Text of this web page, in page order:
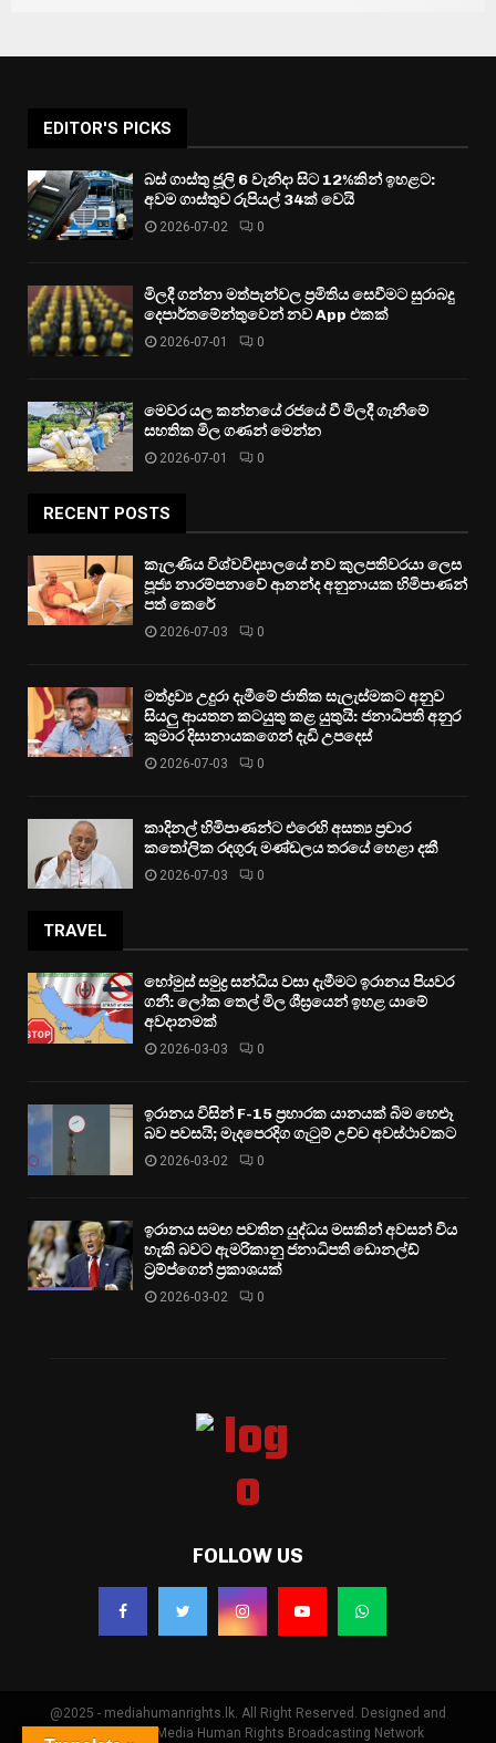
EDITOR'S PICKS
බස් ගාස්තු ජූලි 6 වැනිදා සිට 12%කින් ඉහළට:
අවම ගාස්තුව රුපියල් 34ක් වෙයි
2026-07-02 0
මිලදී ගන්නා මත්පැන්වල ප්‍රමිතිය සෙවීමට සුරාබදු
දෙපාර්තමේන්තුවෙන් නව App එකක්
2026-07-01 0
මෙවර යල කන්නයේ රජයේ වී මිලදී ගැනීමේ
සහතික මිල ගණන් මෙන්න
2026-07-01 0
RECENT POSTS
කැලණිය විශ්වවිද්‍යාලයේ නව කුලපතිවරයා ලෙස
පූජ්‍ය නාරම්පනාවේ ආනන්ද අනුනායක හිමිපාණන්
පත් කෙරේ
2026-07-03 0
මත්ද්‍රව්‍ය උදුරා දැමීමේ ජාතික සැලැස්මකට අනුව
සියලු ආයතන කටයුතු කළ යුතුයි: ජනාධිපති අනුර
කුමාර දිසානායකගෙන් දැඩි උපදෙස්
2026-07-03 0
කාදිනල් හිමිපාණන්ට එරෙහි අසත්‍ය ප්‍රචාර
කතෝලික රදගුරු මණ්ඩලය තරයේ හෙළා දකී
2026-07-03 0
TRAVEL
හෝමුස් සමුද්‍ර සන්ධිය වසා දැමීමට ඉරානය පියවර
ගනී: ලෝක තෙල් මිල ශීඝ්‍රයෙන් ඉහළ යාමේ
අවදානමක්
2026-03-03 0
ඉරානය විසින් F-15 ප්‍රහාරක යානයක් බිම හෙළූ
බව පවසයි; මැදපෙරදිග ගැටුම් උච්ච අවස්ථාවකට
2026-03-02 0
ඉරානය සමඟ පවතින යුද්ධය මසකින් අවසන් විය
හැකි බවට ඇමරිකානු ජනාධිපති ඩොනල්ඩ්
ට්‍රම්ප්ගෙන් ප්‍රකාශයක්
2026-03-02 0
FOLLOW US
@2025 - mediahumanrights.lk. All Right Reserved. Designed and
Developed by Media Human Rights Broadcasting Network